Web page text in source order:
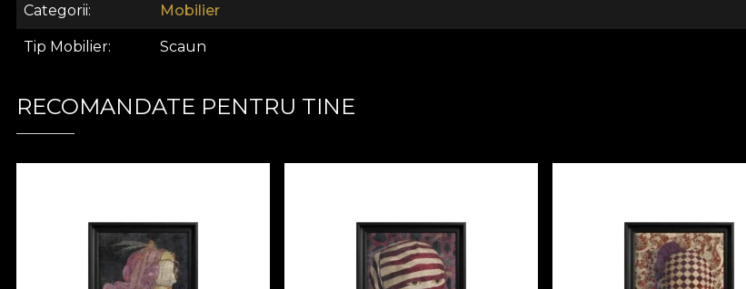
Descoperă farmecul unui scaun ce transcende designul clasic, aducând în casa ta un fragment de
VLAdiLA.
Categorii Mobilier
Tip Mobilier Scaun
RECOMANDATE PENTRU TINE